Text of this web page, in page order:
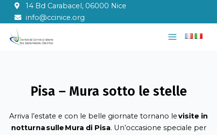
contenuto
14 Bd Carabacel, 06000 Nice
info@ccinice.org
Main
Pisa – Mura sotto le stelle
Arriva l’estate e con le belle giornate tornano levisite in
notturna sulle Mura di Pisa. Un’occasione speciale per